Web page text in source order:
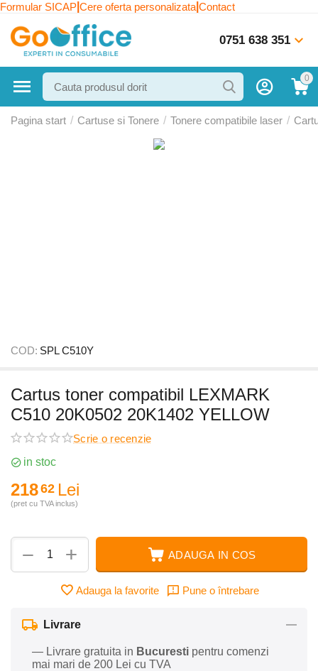
Formular SICAP Cere oferta personalizata Contact
0751 638 351
0
Pagina start / Cartuse si Tonere / Tonere compatibile laser /
COD: SPL C510Y
Cartus toner compatibil LEXMARK
C510 20K0502 20K1402 YELLOW
Scrie o recenzie
in stoc
21862 Lei
(pret cu TVA inclus)
+
− ADAUGA IN COS
Adauga la favorite Pune o întrebare
Livrare
— Livrare gratuita in Bucuresti pentru comenzi
mai mari de 200 Lei cu TVA